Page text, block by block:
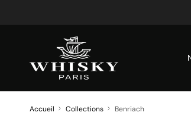
Accueil Collections Benriach